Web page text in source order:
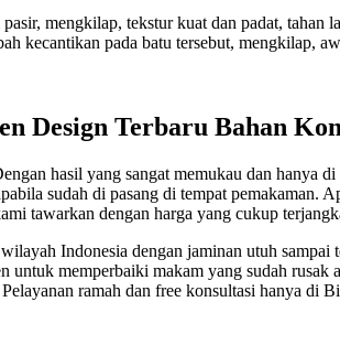
mengkilap, tekstur kuat dan padat, tahan
kecantikan pada batu tersebut, mengkilap,
Design Terbaru Bahan
hasil yang sangat memukau dan hanya
sudah di pasang di tempat
tawarkan dengan harga yang cukup
Indonesia dengan jaminan utuh
memperbaiki makam yang sudah
ramah dan free konsultasi hanya di